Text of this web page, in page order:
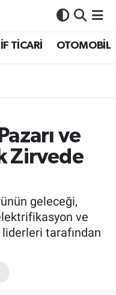
TİCARİ OTOMOBİL
ve
Zirvede
geleceği,
ve
tarafından